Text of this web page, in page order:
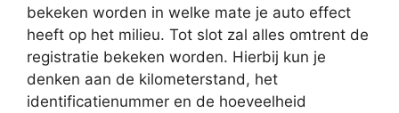
bekeken worden in welke mate je auto effect
heeft op het milieu. Tot slot zal alles omtrent de
registratie bekeken worden. Hierbij kun je
denken aan de kilometerstand, het
identificatienummer en de hoeveelheid